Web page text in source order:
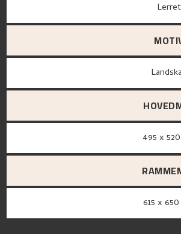
lerret
495 x
615 x